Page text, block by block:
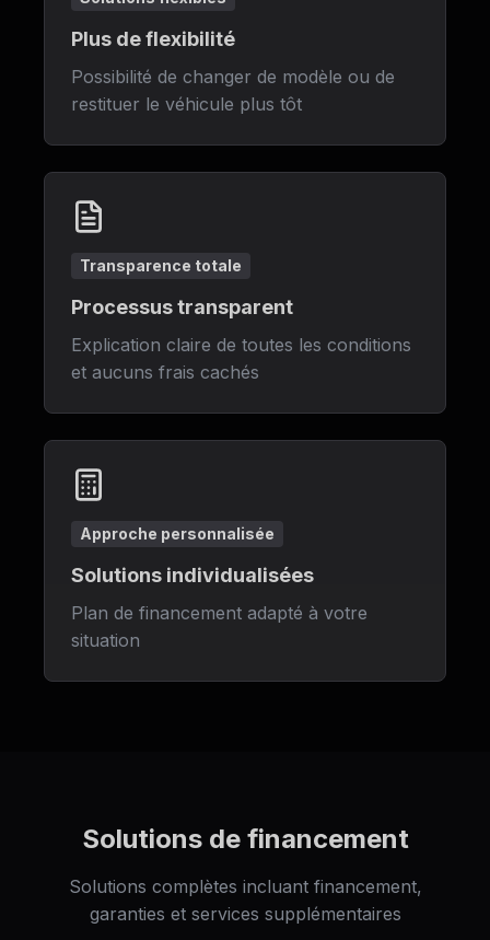
Plus de flexibilité
Possibilité de changer de modèle ou de
restituer le véhicule plus tôt
Transparence totale
Processus transparent
Explication claire de toutes les conditions
et aucuns frais cachés
Approche personnalisée
Solutions individualisées
Plan de financement adapté à votre
situation
Solutions de financement
Solutions complètes incluant financement,
garanties et services supplémentaires